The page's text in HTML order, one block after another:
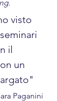
.
visto
il
un
Paganini